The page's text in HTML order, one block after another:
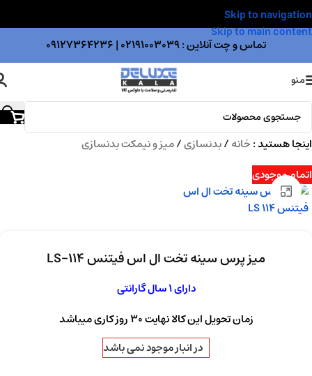
Skip to navigation
Skip to main content
تماس و چت آنلاین :02191003039
|
09127364236
منو
اینجا هستید :خانه/بدنسازی/میز و نیمکت بدنسازی
اتمام موجودی
بزرگنمایی تصویر
میز پرس سینه تخت ال اس فیتنس LS-114
دارای 1 سال گارانتی
زمان تحویل این کالا نهایت 30 روز کاری میباشد
در انبار موجود نمی باشد